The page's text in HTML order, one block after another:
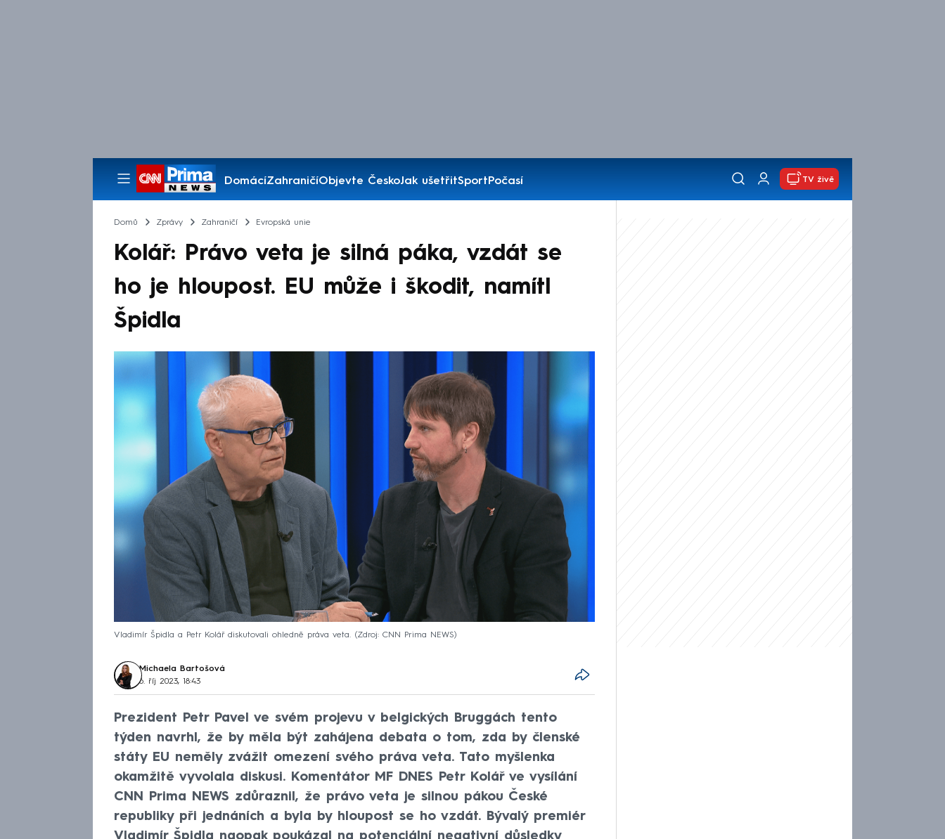
DomácíZahraničíObjevte ČeskoJak ušetřitSportPočasí
Pořady
TV živě
Domů Zprávy Zahraničí Evropská unie
Kolář: Právo veta je silná páka, vzdát se
ho je hloupost. EU může i škodit, namítl
Špidla
Vladimír Špidla a Petr Kolář diskutovali ohledně práva veta. Zdroj: CNN Prima NEWS
Michaela Bartošová
6. říj 2023, 18:43
Prezident Petr Pavel ve svém projevu v belgických Bruggách tento
týden navrhl, že by měla být zahájena debata o tom, zda by členské
státy EU neměly zvážit omezení svého práva veta. Tato myšlenka
okamžitě vyvolala diskusi. Komentátor MF DNES Petr Kolář ve vysílání
CNN Prima NEWS zdůraznil, že právo veta je silnou pákou České
republiky při jednáních a byla by hloupost se ho vzdát. Bývalý premiér
Vladimír Špidla naopak poukázal na potenciální negativní důsledky